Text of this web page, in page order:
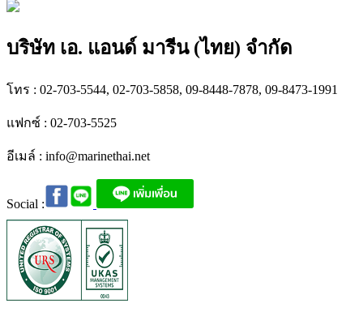
บริษัท เอ. แอนด์ มารีน (ไทย) จำกัด
โทร : 02-703-5544, 02-703-5858, 09-8448-7878, 09-8473-1991
แฟกซ์ : 02-703-5525
อีเมล์ : info@marinethai.net
Social :